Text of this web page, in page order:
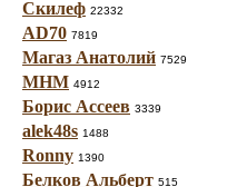
Скилеф 22332
AD70 7819
Магаз Анатолий 7529
МНМ 4912
Борис Ассеев 3339
alek48s 1488
Ronny 1390
Белков Альберт 515